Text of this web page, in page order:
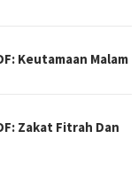
Keutamaan Malam
Zakat Fitrah Dan